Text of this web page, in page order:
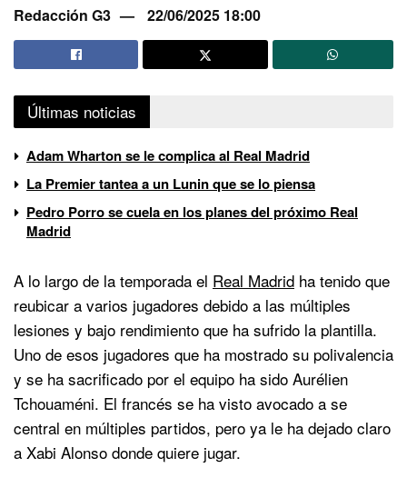
Redacción G3 22/06/2025 18:00
Últimas noticias
Adam Wharton se le complica al Real Madrid
La Premier tantea a un Lunin que se lo piensa
Pedro Porro se cuela en los planes del próximo Real
Madrid
A lo largo de la temporada el Real Madrid ha tenido que
reubicar a varios jugadores debido a las múltiples
lesiones y bajo rendimiento que ha sufrido la plantilla.
Uno de esos jugadores que ha mostrado su polivalencia
y se ha sacrificado por el equipo ha sido Aurélien
Tchouaméni. El francés se ha visto avocado a se
central en múltiples partidos, pero ya le ha dejado claro
a Xabi Alonso donde quiere jugar.